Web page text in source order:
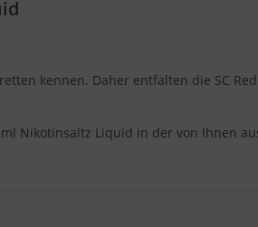
kennen. Daher entfalten die SC
Nikotinsaltz Liquid in der von Ihnen